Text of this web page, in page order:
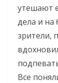
утешают
дела и на
зрители,
Все